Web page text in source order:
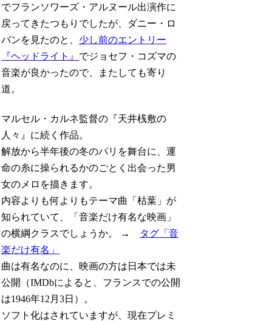
でフランソワーズ・アルヌール出演作に
戻ってきたつもりでしたが、ダニー・ロ
バンを見たのと、 少し前のエントリー
『ヘッドライト』 でジョセフ・コズマの
音楽が良かったので、またしても寄り
道。
マルセル・カルネ監督の『天井桟敷の
人々』に続く作品。
解放から半年後の冬のパリを舞台に、運
命の糸に操られるかのごとく出会った男
女のメロを描きます。
内容よりも何よりもテーマ曲「枯葉」が
知られていて、「音楽だけ有名な映画」
の横綱クラスでしょうか。 →
タグ「音
楽だけ有名」
曲は有名なのに、映画の方は日本では未
公開（IMDbによると、フランスでの公開
は1946年12月3日）。
ソフト化はされていますが、現在プレミ